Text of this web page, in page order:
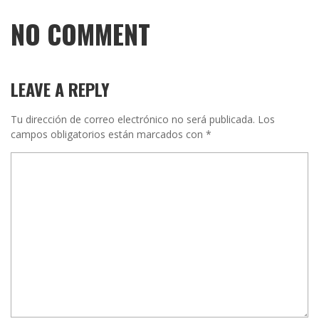
NO COMMENT
LEAVE A REPLY
Tu dirección de correo electrónico no será publicada. Los
campos obligatorios están marcados con *